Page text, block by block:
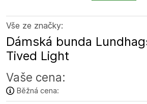
Vše ze značky:
Dámská bunda
Tived Light
Vaše cena:
Běžná cena: